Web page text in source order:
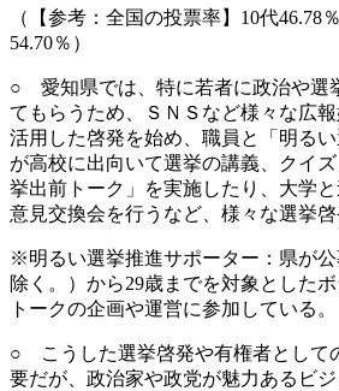
（【参考：全国の投票率】10代46.78
54.70％）
○ 愛知県では、特に若者に政治や選
てもらうため、ＳＮＳなど様々な広
活用した啓発を始め、職員と「明るい
が高校に出向いて選挙の講義、クイ
挙出前トーク」を実施したり、大学
意見交換会を行うなど、様々な選挙啓
※明るい選挙推進サポーター：県が
除く。）から29歳までを対象とした
トークの企画や運営に参加している。
○ こうした選挙啓発や有権者として
要だが、政治家や政党が魅力あるビ